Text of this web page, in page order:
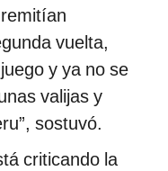
vuelta,
y ya no se
valijas y
sostuvó.
criticando la